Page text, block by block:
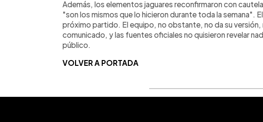
Además, los elementos jaguares reconfirmaron con
"son los mismos que lo hicieron durante toda la semana".
próximo partido. El equipo, no obstante, no da su versión,
comunicado, y las fuentes oficiales no quisieron revelar
público.
VOLVER A PORTADA